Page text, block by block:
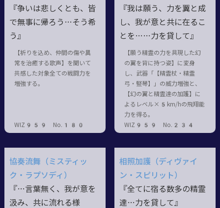
『争いは悲しくとも、皆
で無事に帰ろう…そう希
う』
【祈りを込め、仲間の傷や異
常を治癒する歌声】を聞いて
共感した対象全ての戦闘力を
増強する。
WIZ959 No.180
『我は願う、力を翼と成
し、我が意と共に在るこ
とを……力を貸して』
【願う精霊の力を具現した幻
の翼を背に持つ姿】に変身
し、武器「【精霊杖・精霊
弓・竪琴】」の威力増強と、
【幻の翼と精霊達の加護】に
よるレベル×5km/hの飛翔能
力を得る。
WIZ959 No.234
協奏流舞（ミスティッ
ク・ラプソディ）
『…言葉無く、我が意を
汲み、共に流れる様
相照加護（ディヴァイ
ン・スピリット）
『全てに宿る数多の精霊
達…力を貸して』